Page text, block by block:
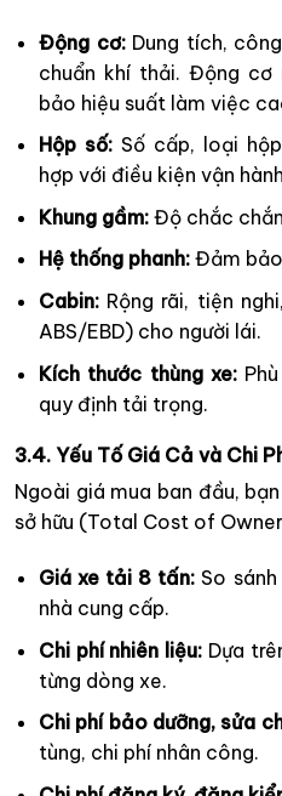
Động cơ:Dung tích,
chuẩn khí thải. Động cơ
bảo hiệu suất làm việc
Hộp số:Số cấp, loại
hợp với điều kiện vận
Khung gầm: Độ chắc
Hệ thống phanh: Đảm
Cabin: Rộng rãi, tiện
ABS/EBD) cho người lái.
Kích thước thùng xe:Phù
quy định tải trọng.
3.4. Yếu Tố Giá Cả và Chi
Ngoài giá mua ban đầu,
sở hữu (Total Cost of
Giá xe tải 8 tấn: So
nhà cung cấp.
Chi phí nhiên liệu: Dựa
từng dòng xe.
Chi phí bảo dưỡng, sửa
tùng, chi phí nhân công.